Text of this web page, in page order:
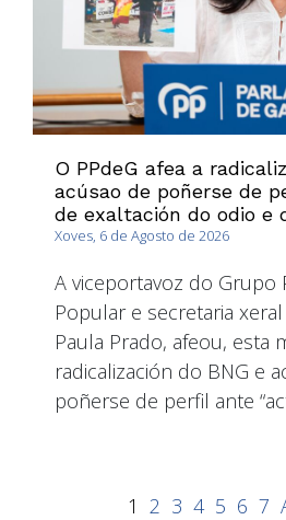
O PPdeG afea a
acúsao de poñerse de
de exaltación do odio e
Xoves, 6 de Agosto de 2026
A viceportavoz do Grupo
Popular e secretaria
Paula Prado, afeou, esta
radicalización do BNG e
poñerse de perfil ante
1 2 3 4 5 6 7